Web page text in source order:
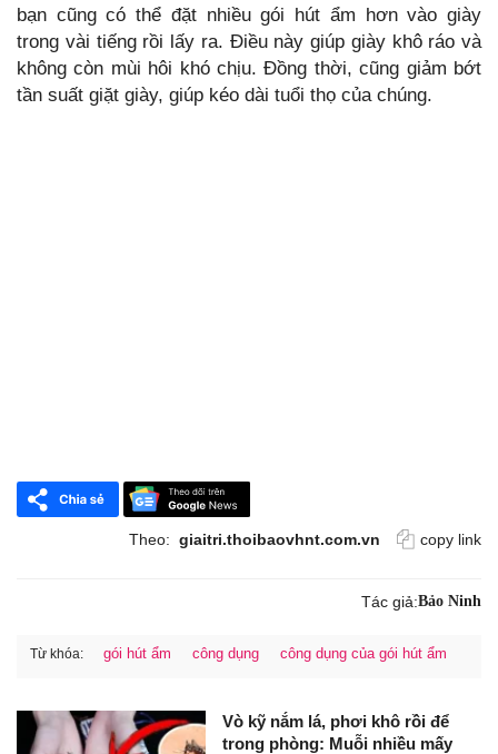
bạn cũng có thể đặt nhiều gói hút ẩm hơn vào giày
trong vài tiếng rồi lấy ra. Điều này giúp giày khô ráo và
không còn mùi hôi khó chịu. Đồng thời, cũng giảm bớt
tần suất giặt giày, giúp kéo dài tuổi thọ của chúng.
Theo: giaitri.thoibaovhnt.com.vn copy link
Tác giả:Bảo Ninh
Từ khóa: gói hút ẩm công dụng công dụng của gói hút ẩm
Vò kỹ nắm lá, phơi khô rồi để
trong phòng: Muỗi nhiều mấy